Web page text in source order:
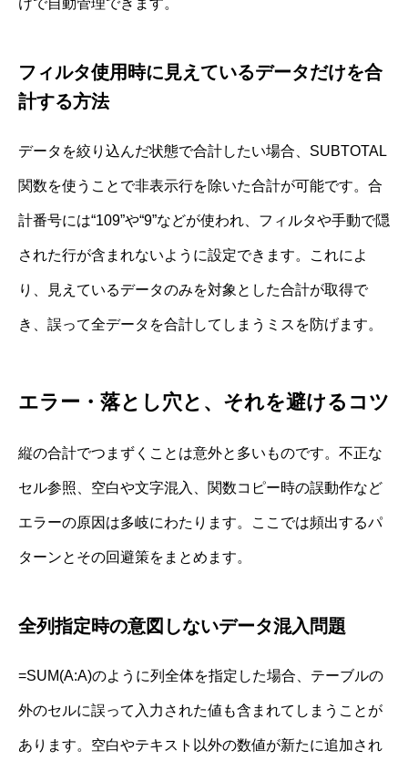
けで自動管理できます。
フィルタ使用時に見えているデータだけを合
計する方法
データを絞り込んだ状態で合計したい場合、SUBTOTAL
関数を使うことで非表示行を除いた合計が可能です。合
計番号には“109”や“9”などが使われ、フィルタや手動で隠
された行が含まれないように設定できます。これによ
り、見えているデータのみを対象とした合計が取得で
き、誤って全データを合計してしまうミスを防げます。
エラー・落とし穴と、それを避けるコツ
縦の合計でつまずくことは意外と多いものです。不正な
セル参照、空白や文字混入、関数コピー時の誤動作など
エラーの原因は多岐にわたります。ここでは頻出するパ
ターンとその回避策をまとめます。
全列指定時の意図しないデータ混入問題
=SUM(A:A)のように列全体を指定した場合、テーブルの
外のセルに誤って入力された値も含まれてしまうことが
あります。空白やテキスト以外の数値が新たに追加され